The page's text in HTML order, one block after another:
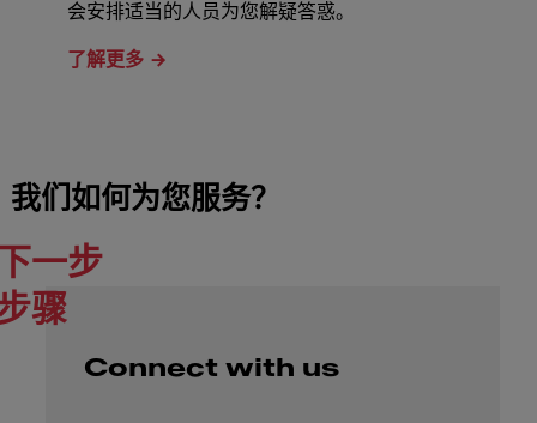
会安排适当的人员为您解疑答惑。
了解更多
我们如何为您服务？
一步
骤
Connect with us